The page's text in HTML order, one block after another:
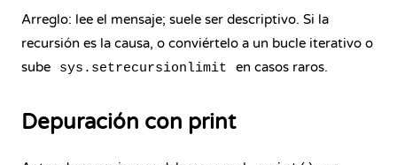
Arreglo: lee el mensaje; suele ser descriptivo. Si la
recursión es la causa, o conviértelo a un bucle iterativo o
sube
sys.setrecursionlimit en casos raros.
Depuración con print